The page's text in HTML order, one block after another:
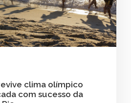
clima olímpico
com sucesso da